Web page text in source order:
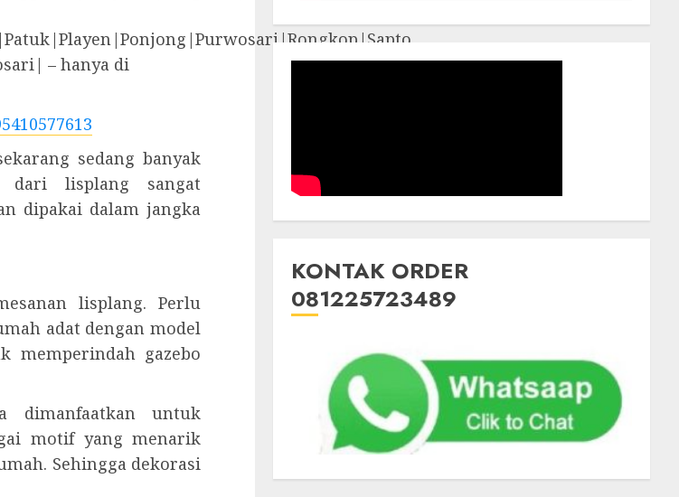
– hanya di
sedang banyak
dari lisplang sangat
dipakai dalam jangka
lisplang. Perlu
adat dengan model
memperindah gazebo
dimanfaatkan untuk
motif yang menarik
Sehingga dekorasi
KONTAK ORDER
081225723489